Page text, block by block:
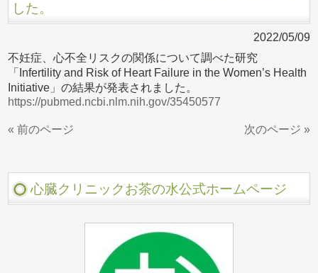
した。
2022/05/09
不妊症、心不全リスクの関係について調べた研究
「Infertility and Risk of Heart Failure in the Women’s Health
Initiative」の結果が発表されました。
https://pubmed.ncbi.nlm.nih.gov/35450577
« 前のページ 次のページ »
心臓クリニックお茶の水公式ホームページ